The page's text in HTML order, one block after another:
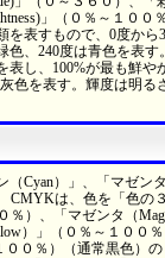
」（０％～１００
を表すもので、0度から
色、240度は青色を表
表し、100%が最も鮮や
色を表す。輝度は明る
（Cyan）」、「マゼン
CMYKは、色を「色の
％）、「マゼンタ（
）」（０％～１００
００％）（通常黒色）